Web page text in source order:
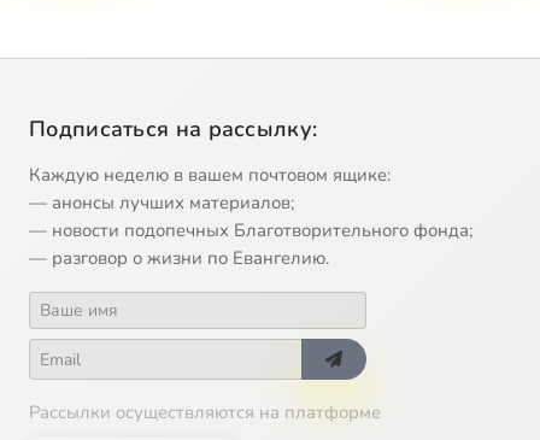
Подписаться на рассылку:
Каждую неделю в вашем почтовом ящике:
— анонсы лучших материалов;
— новости подопечных Благотворительного фонда;
— разговор о жизни по Евангелию.
Рассылки осуществляются на платформе